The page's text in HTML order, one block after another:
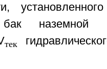
бак наземной
тек